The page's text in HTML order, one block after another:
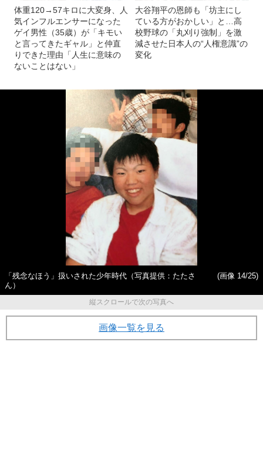
体重120→57キロに大変身、人
気インフルエンサーになった
ゲイ男性（35歳）が「キモい
と言ってきたギャル」と仲直
りできた理由「人生に意味の
ないことはない」
大谷翔平の恩師も「坊主にし
ている方がおかしい」と…高
校野球の「丸刈り強制」を激
減させた日本人の“人権意識”の
変化
「残念なほう」扱いされた少年時代（写真提供：たたさ
ん）
(画像 14/25)
縦スクロールで次の写真へ
画像一覧を見る